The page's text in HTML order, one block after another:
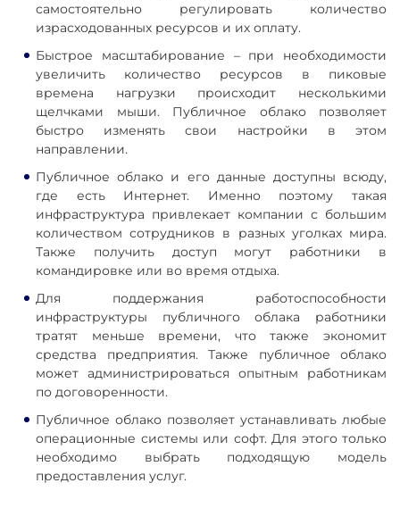
самостоятельно регулировать количество
израсходованных ресурсов и их оплату.
Быстрое масштабирование – при необходимости
увеличить количество ресурсов в пиковые
времена нагрузки происходит несколькими
щелчками мыши. Публичное облако позволяет
быстро изменять свои настройки в этом
направлении.
Публичное облако и его данные доступны всюду,
где есть Интернет. Именно поэтому такая
инфраструктура привлекает компании с большим
количеством сотрудников в разных уголках мира.
Также получить доступ могут работники в
командировке или во время отдыха.
Для поддержания работоспособности
инфраструктуры публичного облака работники
тратят меньше времени, что также экономит
средства предприятия. Также публичное облако
может администрироваться опытным работникам
по договоренности.
Публичное облако позволяет устанавливать любые
операционные системы или софт. Для этого только
необходимо выбрать подходящую модель
предоставления услуг.